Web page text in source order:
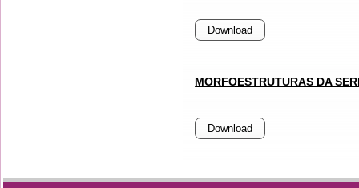
Download
MORFOESTRUTURAS DA
Download